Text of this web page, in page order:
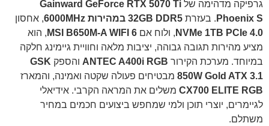
גרפיקה מדהימה של Gainward GeForce RTX 5070 Ti
Phoenix S . בעזרת 32GB DDR5 במהירות ‎6000MHz‎
, אחסון
NVMe 1TB PCIe 4.0 , ולוח אם MSI B650M-A WIFI 6 , הוא
מציע מהירות תגובה גבוהה, יציבות מלאה וחוויית גיימינג חלקה
במיוחד. מערכת הקירור ANTEC A400i RGB והספק GSK
850W Gold ATX 3.1 מבטיחים פעולה שקטה ואמינה, והמארז
CX700 ELITE RGB משלים את המראה הקרבי. אידיאלי
לגיימרים, יוצרי תוכן ולמי שמחפש ביצועים חכמים במחיר
משתלם.